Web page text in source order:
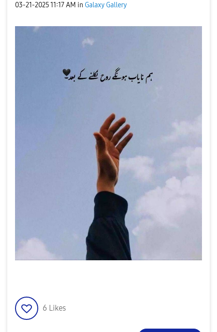
‎03-21-202511:17 AM in Galaxy Gallery
6 Likes